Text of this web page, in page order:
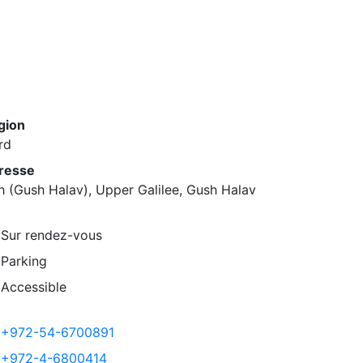
(Gush Halav), Upper Galilee, Gush Halav
Sur rendez-vous
Parking
Accessible
+972-54-6700891
+972-4-6800414